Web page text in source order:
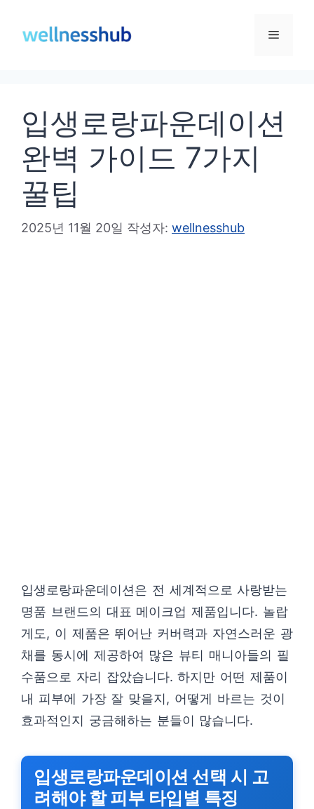
메
입생로랑파운데이션
완벽 가이드 7가지
꿀팁
2025년 11월 20일 작성자: wellnesshub
입생로랑파운데이션은 전 세계적으로 사랑받는
명품 브랜드의 대표 메이크업 제품입니다. 놀랍
게도, 이 제품은 뛰어난 커버력과 자연스러운 광
채를 동시에 제공하여 많은 뷰티 매니아들의 필
수품으로 자리 잡았습니다. 하지만 어떤 제품이
내 피부에 가장 잘 맞을지, 어떻게 바르는 것이
효과적인지 궁금해하는 분들이 많습니다.
입생로랑파운데이션 선택 시 고
려해야 할 피부 타입별 특징